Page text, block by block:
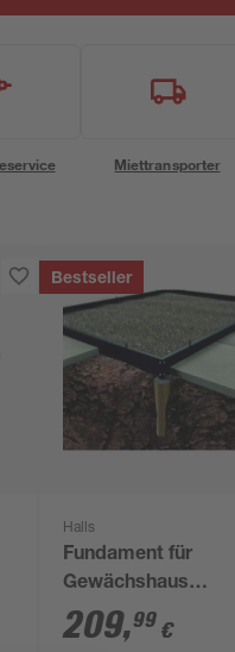
Miettransporter
Bestseller
Halls
Fundament für
Gewächshaus
'Popular 106' 6,3 m²
209,99 €